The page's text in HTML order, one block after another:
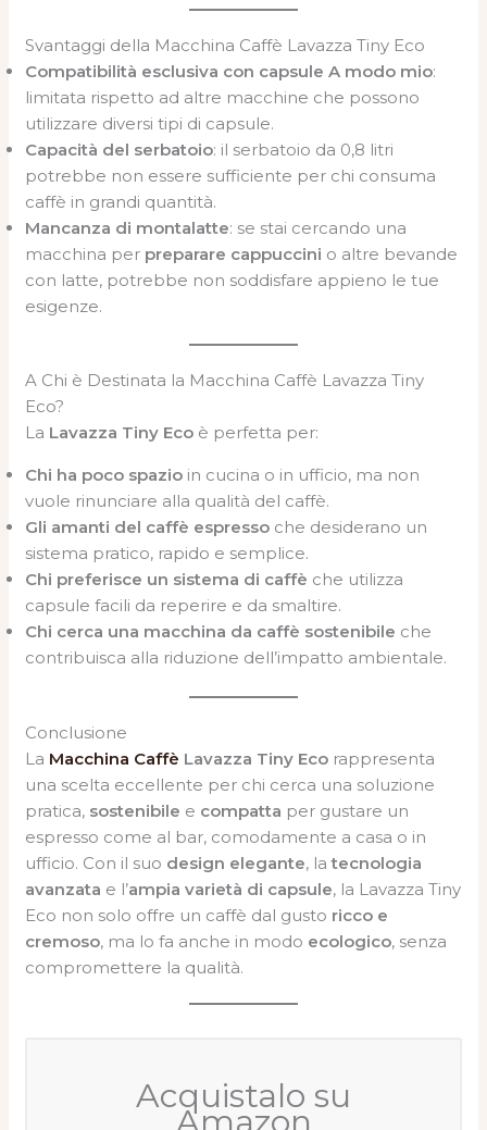
Svantaggi della Macchina Caffè Lavazza Tiny Eco
Compatibilità esclusiva con capsule A modo mio:
limitata rispetto ad altre macchine che possono
utilizzare diversi tipi di capsule.
Capacità del serbatoio: il serbatoio da 0,8 litri
potrebbe non essere sufficiente per chi consuma
caffè in grandi quantità.
Mancanza di montalatte: se stai cercando una
macchina per preparare cappuccini o altre bevande
con latte, potrebbe non soddisfare appieno le tue
esigenze.
A Chi è Destinata la Macchina Caffè Lavazza Tiny
Eco?
La Lavazza Tiny Eco è perfetta per:
Chi ha poco spazio in cucina o in ufficio, ma non
vuole rinunciare alla qualità del caffè.
Gli amanti del caffè espresso che desiderano un
sistema pratico, rapido e semplice.
Chi preferisce un sistema di caffè che utilizza
capsule facili da reperire e da smaltire.
Chi cerca una macchina da caffè sostenibile che
contribuisca alla riduzione dell’impatto ambientale.
Conclusione
La Macchina Caffè Lavazza Tiny Eco rappresenta
una scelta eccellente per chi cerca una soluzione
pratica, sostenibile e compatta per gustare un
espresso come al bar, comodamente a casa o in
ufficio. Con il suo design elegante, latecnologia
avanzata e l’ampia varietà di capsule, la Lavazza Tiny
Eco non solo offre un caffè dal gusto ricco e
cremoso, ma lo fa anche in modo ecologico, senza
compromettere la qualità.
Acquistalo su
Amazon